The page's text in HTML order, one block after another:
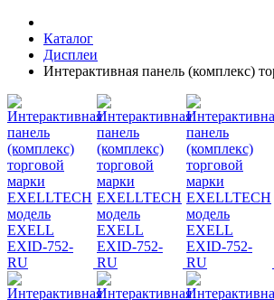
Каталог
Дисплеи
Интерактивная панель (комплекс)